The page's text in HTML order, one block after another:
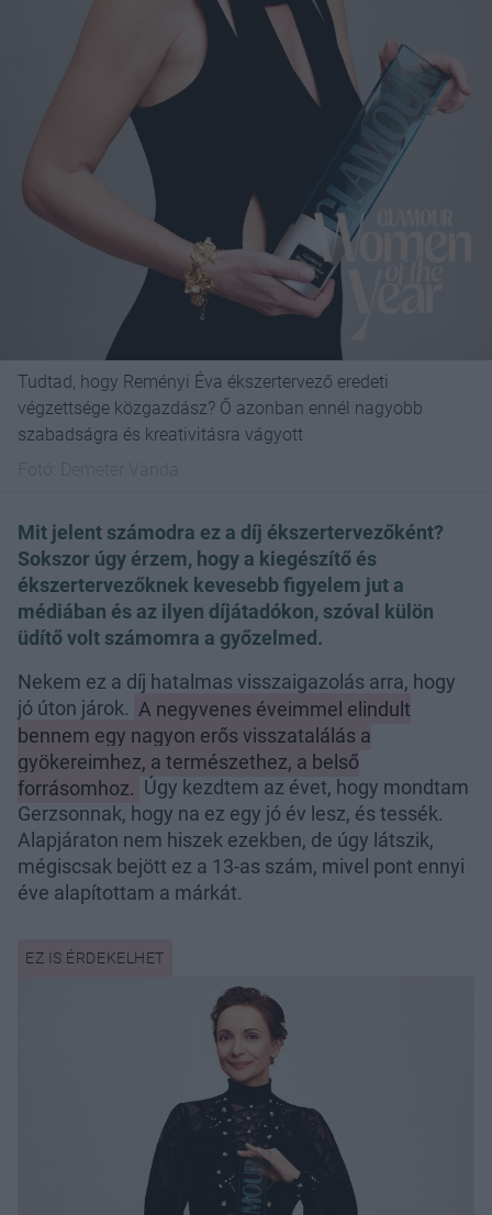
Tudtad, hogy Reményi Éva ékszertervező eredeti
végzettsége közgazdász? Ő azonban ennél nagyobb
szabadságra és kreativitásra vágyott
Mit jelent számodra ez a díj ékszertervezőként?
Sokszor úgy érzem, hogy a kiegészítő és
ékszertervezőknek kevesebb figyelem jut a
médiában és az ilyen díjátadókon, szóval külön
üdítő volt számomra a győzelmed.
Nekem ez a díj hatalmas visszaigazolás arra, hogy
jó úton járok. A negyvenes éveimmel elindult
bennem egy nagyon erős visszatalálás a
gyökereimhez, a természethez, a belső
forrásomhoz. Úgy kezdtem az évet, hogy mondtam
Gerzsonnak, hogy na ez egy jó év lesz, és tessék.
Alapjáraton nem hiszek ezekben, de úgy látszik,
mégiscsak bejött ez a 13-as szám, mivel pont ennyi
éve alapítottam a márkát.